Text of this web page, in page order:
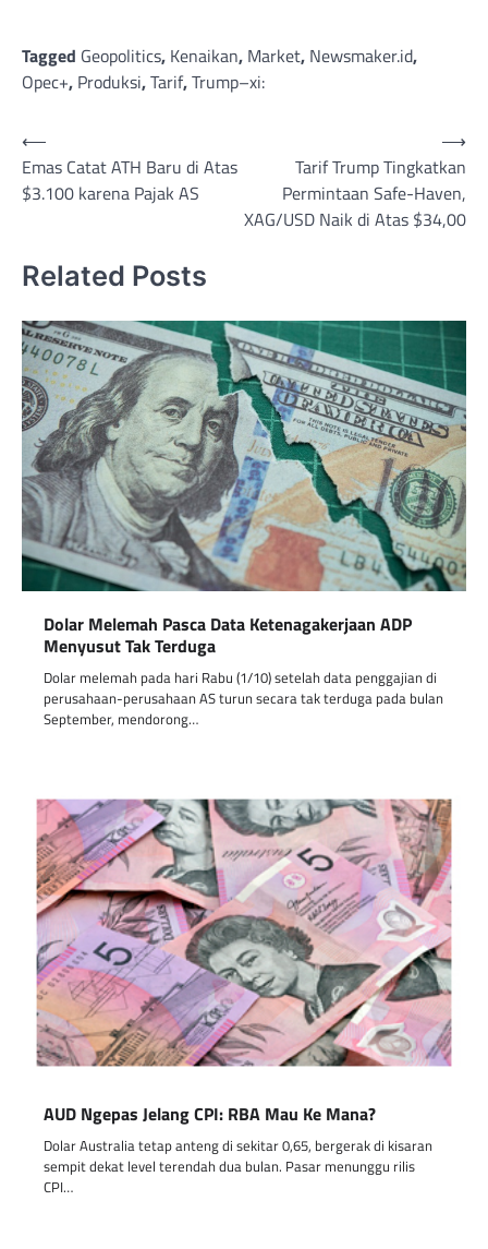
Tagged Geopolitics, Kenaikan, Market, Newsmaker.id,
Opec+, Produksi,Tarif,Trump–xi:
Post
navigation
⟵
Emas Catat ATH Baru di Atas
$3.100 karena Pajak AS
Tarif Trump Tingkatkan
Permintaan Safe-Haven,
XAG/USD Naik di Atas $34,00
⟶
Related Posts
Dolar Melemah Pasca Data Ketenagakerjaan ADP
Menyusut Tak Terduga
Dolar melemah pada hari Rabu (1/10) setelah data penggajian di
perusahaan-perusahaan AS turun secara tak terduga pada bulan
September, mendorong…
AUD Ngepas Jelang CPI: RBA Mau Ke Mana?
Dolar Australia tetap anteng di sekitar 0,65, bergerak di kisaran
sempit dekat level terendah dua bulan. Pasar menunggu rilis
CPI…